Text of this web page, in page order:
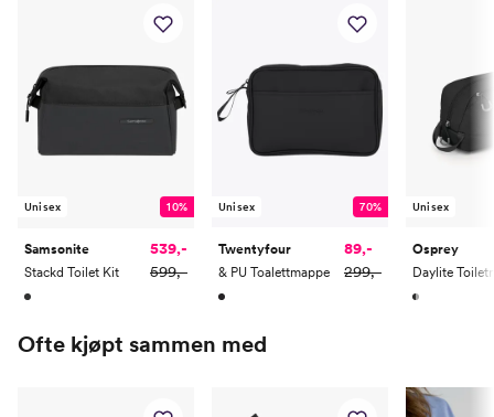
Unisex 10%
Samsonite
Stackd Toilet Kit
539,-
599,-
Unisex 70%
Twentyfour
& PU Toalettmappe
89,-
299,-
Unisex
Osprey
Daylite
Ofte kjøpt sammen med